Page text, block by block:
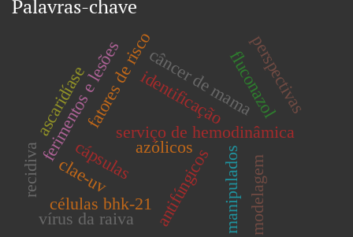
Palavras-chave
serviço de hemodinâmica
cápsulas
ferimentos e lesões
clae-uv
azólicos
fluconazol
antifúngicos manipulados
fatores de riscocâncer de mamaperspectivas
ascaridíase identificação
modelagem
células bhk-21
vírus da raiva
recidiva